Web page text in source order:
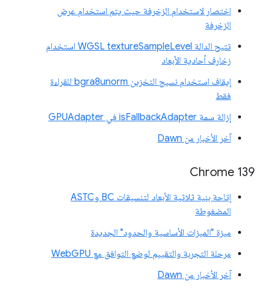
اختصار لاستخدام الزخرفة حيث يتم استخدام عرض
الزخرفة
تتيح الدالة WGSL textureSampleLevel استخدام
زخارف أحادية الأبعاد
إيقاف استخدام نسيج التخزين bgra8unorm للقراءة
فقط
إزالة سمة isFallbackAdapter في GPUAdapter
آخر الأخبار من Dawn
‫Chrome 139
إتاحة بنية ثلاثية الأبعاد لتنسيقات BC وASTC
المضغوطة
ميزة "الميزات الأساسية والحدود" الجديدة
مرحلة التجربة والتقييم لوضع التوافق مع WebGPU
آخر الأخبار من Dawn